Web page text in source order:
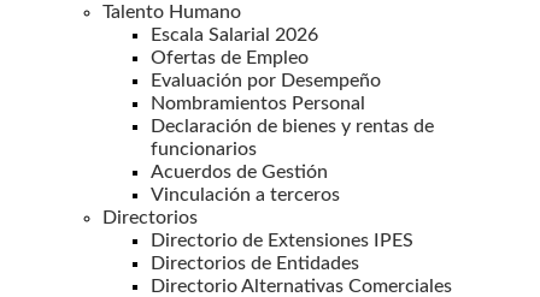
Talento Humano
Escala Salarial 2026
Ofertas de Empleo
Evaluación por Desempeño
Nombramientos Personal
Declaración de bienes y rentas de
funcionarios
Acuerdos de Gestión
Vinculación a terceros
Directorios
Directorio de Extensiones IPES
Directorios de Entidades
Directorio Alternativas Comerciales